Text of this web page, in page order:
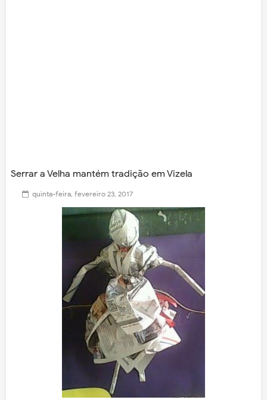
Serrar a Velha mantém tradição em Vizela
quinta-feira, fevereiro 23, 2017